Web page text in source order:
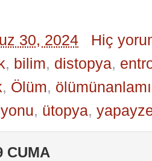
30, 2024
Hiç
, bilim, distopya,
, Ölüm, ölümünanlamı
, ütopya,
CUMA